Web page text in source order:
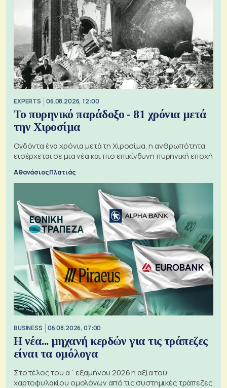
EXPERTS 06.08.2026, 12:00
Το πυρηνικό παράδοξο - 81 χρόνια μετά
την Χιροσίμα
Ογδόντα ένα χρόνια μετά τη Χιροσίμα, η ανθρωπότητα
εισέρχεται σε μια νέα και πιο επικίνδυνη πυρηνική εποχή
Αθανάσιος Πλατιάς
BUSINESS 06.08.2026, 07:00
Η νέα... μηχανή κερδών για τις τράπεζες
είναι τα ομόλογα
Στο τέλος του α΄ εξαμήνου 2026 η αξία του
χαρτοφυλακίου ομολόγων από τις συστημικές τράπεζες